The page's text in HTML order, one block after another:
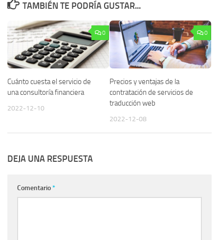
TAMBIÉN TE PODRÍA GUSTAR...
0
Cuánto cuesta el servicio de
una consultoría financiera
2022-12-10
0
Precios y ventajas de la
contratación de servicios de
traducción web
2022-12-08
DEJA UNA RESPUESTA
Comentario*